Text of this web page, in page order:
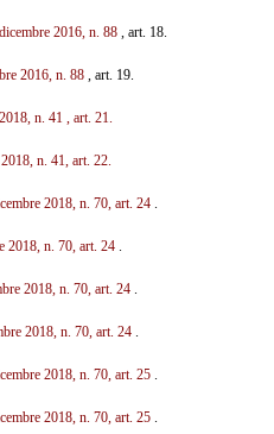
2016, n. 88, art. 18.
2016, n. 88, art. 19.
n. 41 , art. 21.
n. 41, art. 22.
2018, n. 70, art. 24.
2018, n. 70, art. 24.
2018, n. 70, art. 24.
2018, n. 70, art. 24.
2018, n. 70, art. 25.
2018, n. 70, art. 25.